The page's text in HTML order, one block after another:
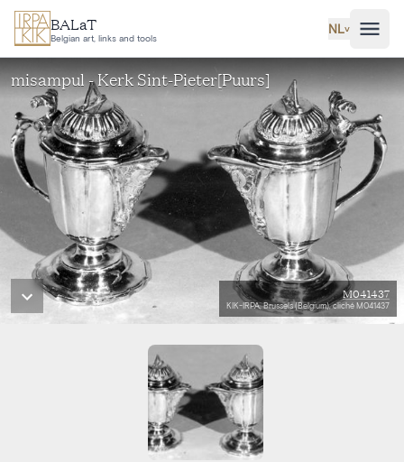
Ga naar hoofdinhoud
BALaT
Belgian art, links and tools
NL˅
misampul - Kerk Sint-Pieter[Puurs]
M041437
KIK-IRPA, Brussels (Belgium), cliché M041437